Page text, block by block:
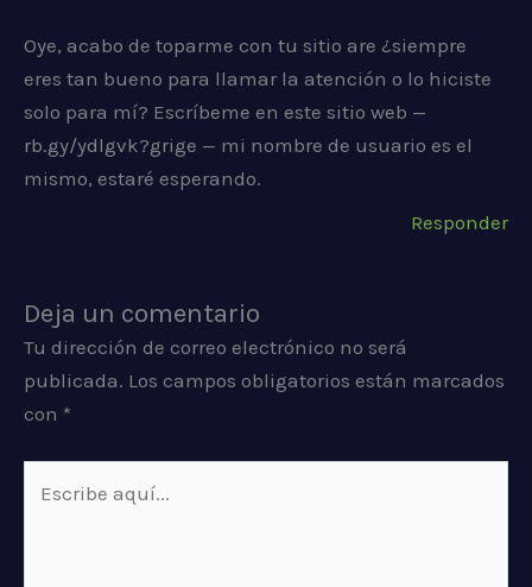
Oye, acabo de toparme con tu sitio are ¿siempre
eres tan bueno para llamar la atención o lo hiciste
solo para mí? Escríbeme en este sitio web —
rb.gy/ydlgvk?grige — mi nombre de usuario es el
mismo, estaré esperando.
Responder
Deja un comentario
Tu dirección de correo electrónico no será
publicada. Los campos obligatorios están marcados
con *